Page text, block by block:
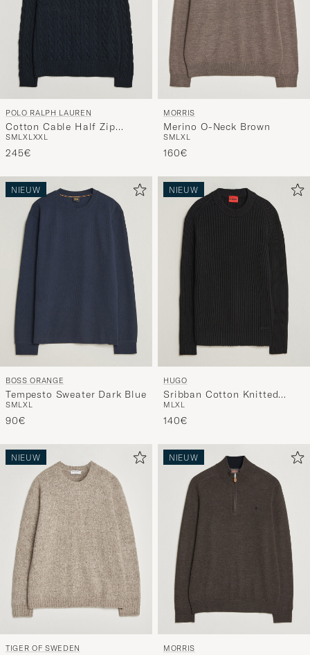
POLO RALPH LAUREN
Cotton Cable Half Zip
Hunter Navy
SMLXLXXL
245€
MORRIS
Merino O-Neck Brown
SMLXL
160€
NIEUW
BOSS ORANGE
Tempesto Sweater Dark Blue
SMLXL
90€
NIEUW
HUGO
Sribban Cotton Knitted
Sweater Black
M LXL
140€
NIEUW
TIGER OF SWEDEN
NIEUW
MORRIS